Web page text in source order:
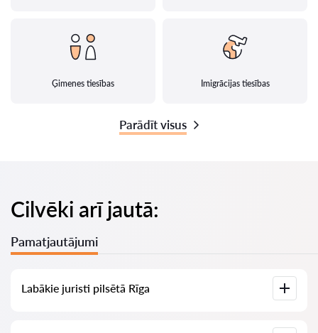
Ģimenes tiesības Imigrācijas tiesības
Parādīt visus
Cilvēki arī jautā:
Pamatjautājumi
Labākie juristi pilsētā Rīga